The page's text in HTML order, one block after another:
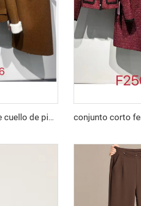
Traje retro de lana con bufanda de cuello de piel de conejo transpirable y botones decorativos, conjunto de dos piezas con forro de fibra de poliéster